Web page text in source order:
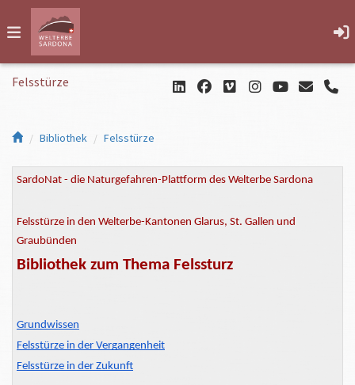
Felsstürze
Bibliothek Felsstürze
SardoNat - die Naturgefahren-Plattform des Welterbe Sardona
Felsstürze in den Welterbe-Kantonen Glarus, St. Gallen und
Graubünden
Bibliothek zum Thema Felssturz
Grundwissen
Felsstürze in der Vergangenheit
Felsstürze in der Zukunft